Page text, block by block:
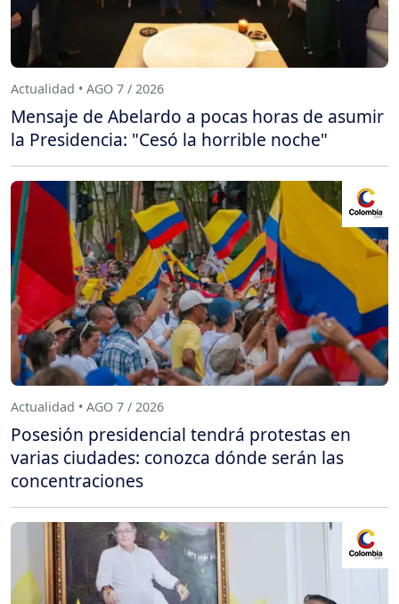
Actualidad • AGO 7 / 2026
Mensaje de Abelardo a pocas horas de asumir
la Presidencia: "Cesó la horrible noche"
Actualidad • AGO 7 / 2026
Posesión presidencial tendrá protestas en
varias ciudades: conozca dónde serán las
concentraciones